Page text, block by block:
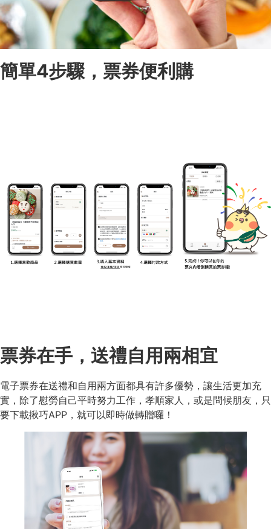
簡單4步驟，票券便利購
票券在手，送禮自用兩相宜
電子票券在送禮和自用兩方面都具有許多優勢，讓生活更加充
實，除了慰勞自己平時努力工作，孝順家人，或是問候朋友，只
要下載揪巧APP，就可以即時做轉贈囉！